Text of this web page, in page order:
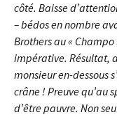
côté. Baisse
– bédos en nombre
Brothers au «
impérative. Résultat,
monsieur en-dessous
crâne ! Preuve qu’au
d’être pauvre. Non